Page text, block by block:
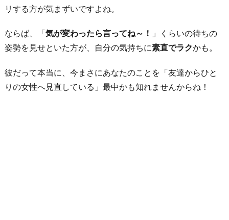
リする方が気まずいですよね。
ならば、「気が変わったら言ってね～！ 」くらいの待ちの
姿勢を見せといた方が、自分の気持ちに素直でラクかも。
彼だって本当に、今まさにあなたのことを「友達からひと
りの女性へ見直している」最中かも知れませんからね！